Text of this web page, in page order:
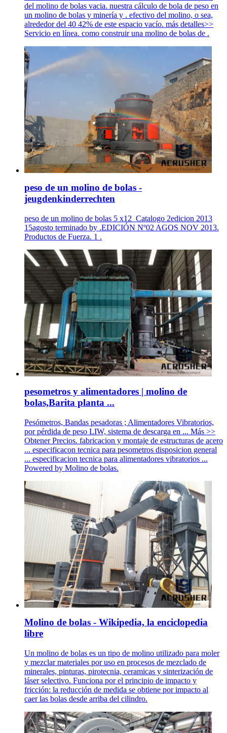
del molino de bolas vacia. nuestra cálculo de bola de peso en
un molino de bolas y minería y . efectivo del molino, o sea,
alrededor del 40 42% de este espacio vacío. más detalles>>
Servicio en línea. como construir una molino de bolas de .
peso de un molino de bolas -
jeugdenkinderrechten
peso de un molino de bolas 5 x12_Catalogo 2edicion 2013
15agosto terminado by .EDICIÓN Nº02 AGOS NOV 2013.
Productos de Fuerza. 1 .
pesometros y alimentadores | molino de
bolas,Barita planta ...
Pesómetros, Bandas pesadoras ; Alimentadores Vibratorios,
por pérdida de peso LIW, sistema de descarga en ... Más >>
Obtener Precios. fabricacion y montaje de estructuras de acero
... especificacon tecnica para pesometros disposicion general
... especificacion tecnica para alimentadores vibratorios ...
Powered by Molino de bolas.
Molino de bolas - Wikipedia, la enciclopedia
libre
Un molino de bolas es un tipo de molino utilizado para moler
y mezclar materiales por uso en procesos de mezclado de
minerales, pinturas, pirotecnia, ceramicas y sinterización de
láser selectivo. Funciona por el principio de impacto y
fricción: la reducción de medida se obtiene por impacto al
caer las bolas desde arriba del cilindro.